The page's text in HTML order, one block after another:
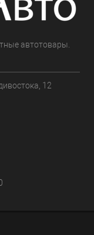
автотовары.
12